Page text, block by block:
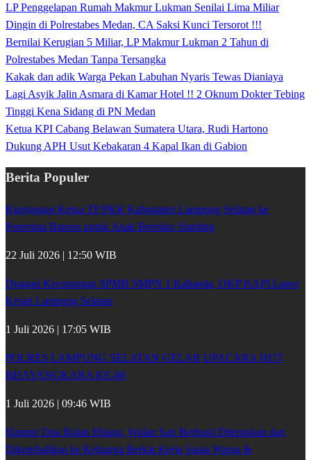
LP Penggelapan Rumah Makmur Lukman Senilai Lima Miliar
Dingin di Polrestabes Medan, CA Saksi Kunci Tersorot !!!
Bernilai Kerugian 5 Miliar, LP Makmur Lukman 2 Tahun di
Polrestabes Medan Tanpa Tersangka
Kakak dan adik Warga Pekan Labuhan Nyaris Tewas Dianiaya
Lagi Asyik Jalin Asmara di Kamar Hotel !! 2 Oknum Dokter Tebing
Tinggi Kena Sidang di PN Medan
Ketua KPI Cabang Belawan Sumatera Utara, Rudi Hartono
Dukung APH Usut Kebakaran 4 Kapal Ikan di Gabion
Berita Populer
Kunjungan Ketua TP PKK Kabupaten Lampung Selatan ke
Penerima Bansos untuk Anak Berisiko Stunting
22 Juli 2026 | 12:50 WIB
Dugaan Kecurangan SPMB SMPN 1 Kalianda, OKP KAPI Lapor
Kejari Lampung Selatan
1 Juli 2026 | 17:05 WIB
POLRES LAMPUNG SELATAN GELAR UPACARA HUT
BHAYANGKARA KE-80
1 Juli 2026 | 09:46 WIB
Hampir Dua Bulan Hilang, Wulan Sari Berhasil Ditemukan dan
Dikembalikan ke Keluarga Berkat Kerja Sama Warga &